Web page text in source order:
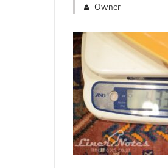
Owner